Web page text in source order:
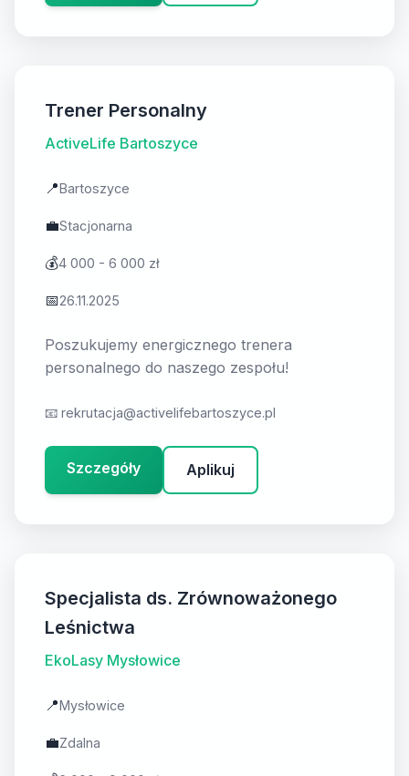
Trener Personalny
ActiveLife Bartoszyce
📍Bartoszyce
💼Stacjonarna
💰4 000 - 6 000 zł
📅26.11.2025
Poszukujemy energicznego trenera
personalnego do naszego zespołu!
📧 rekrutacja@activelifebartoszyce.pl
Szczegóły Aplikuj
Specjalista ds. Zrównoważonego
Leśnictwa
EkoLasy Mysłowice
📍Mysłowice
💼Zdalna